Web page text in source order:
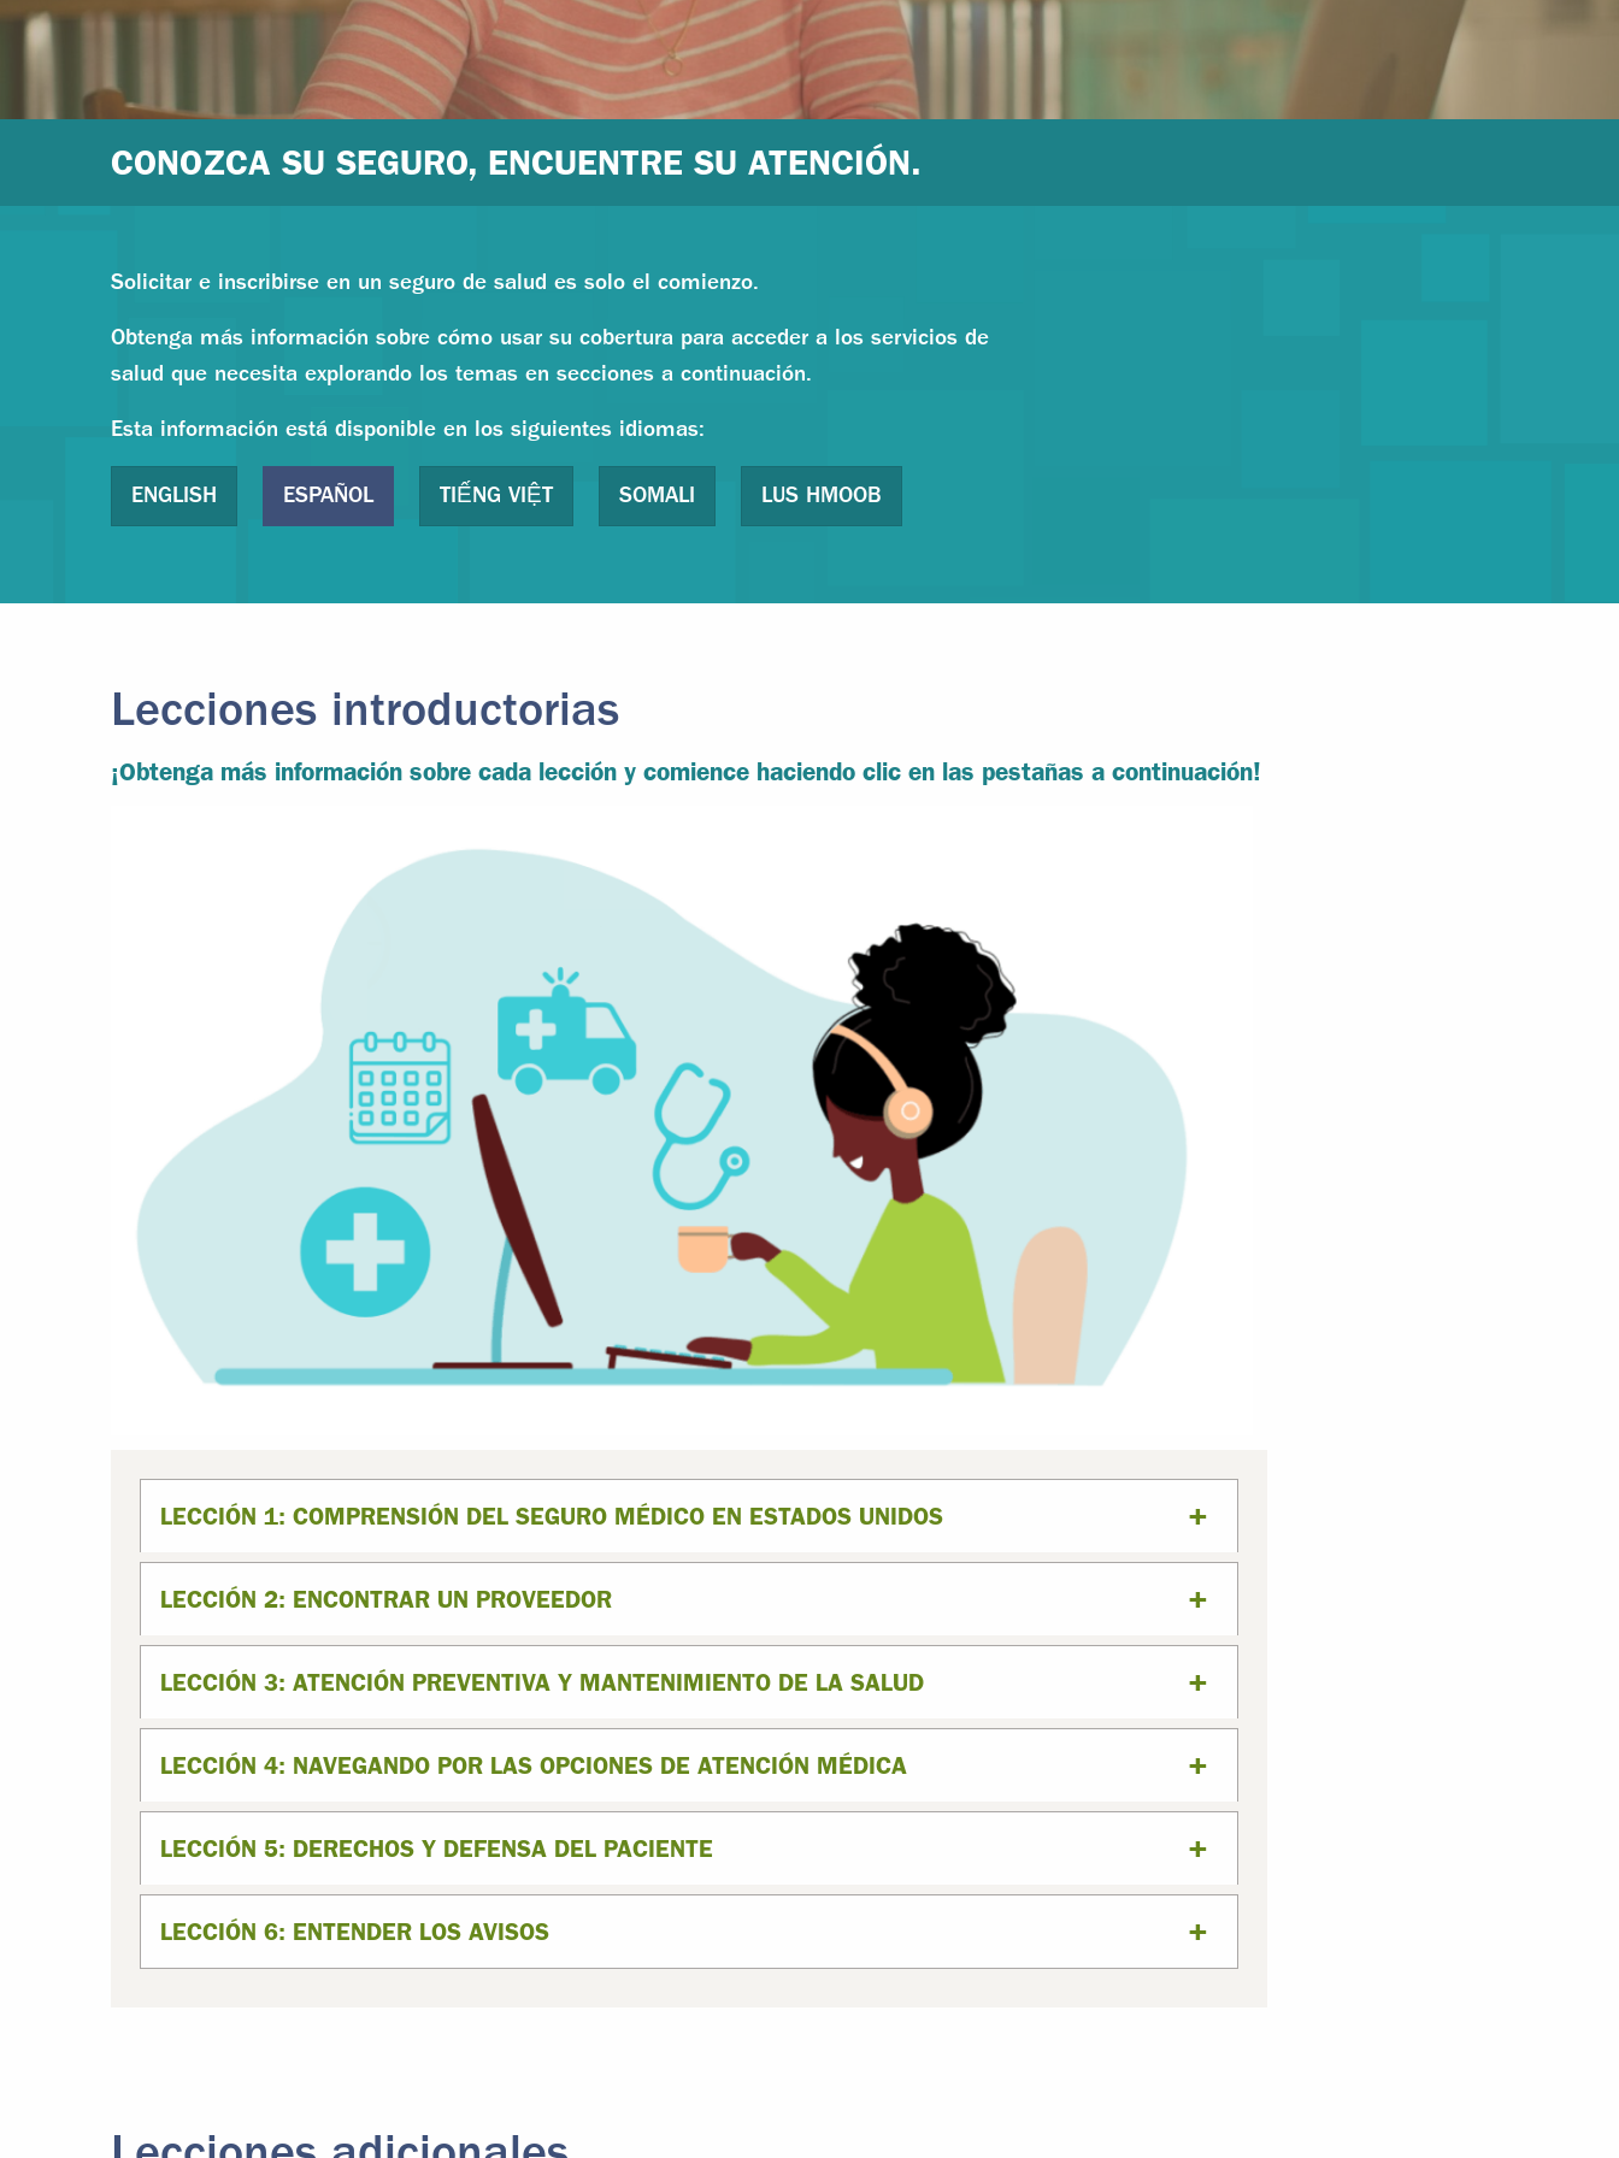
CONOZCA SU SEGURO, ENCUENTRE SU ATENCIÓN.
Solicitar e inscribirse en un seguro de salud es solo el comienzo.
Obtenga más información sobre cómo usar su cobertura para acceder a los servicios de
salud que necesita explorando los temas en secciones a continuación.
Esta información está disponible en los siguientes idiomas:
ENGLISH ESPAÑOL TIẾNG VIỆT SOMALI LUS HMOOB
Lecciones introductorias
¡Obtenga más información sobre cada lección y comience haciendo clic en las pestañas a continuación!
LECCIÓN 1: COMPRENSIÓN DEL SEGURO MÉDICO EN ESTADOS UNIDOS
LECCIÓN 2: ENCONTRAR UN PROVEEDOR
LECCIÓN 3: ATENCIÓN PREVENTIVA Y MANTENIMIENTO DE LA SALUD
LECCIÓN 4: NAVEGANDO POR LAS OPCIONES DE ATENCIÓN MÉDICA
LECCIÓN 5: DERECHOS Y DEFENSA DEL PACIENTE
LECCIÓN 6: ENTENDER LOS AVISOS